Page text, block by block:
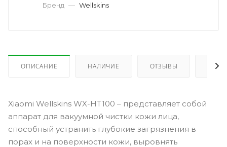
Бренд — Wellskins
ОПИСАНИЕ НАЛИЧИЕ ОТЗЫВЫ КАК
Xiaomi Wellskins WX-HT100 – представляет собой
аппарат для вакуумной чистки кожи лица,
способный устранить глубокие загрязнения в
порах и на поверхности кожи, выровнять